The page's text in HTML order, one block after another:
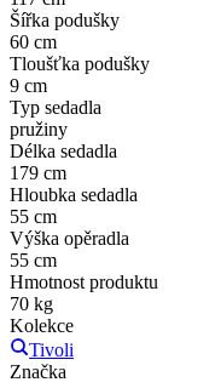
Šířka podušky
60 cm
Tloušťka podušky
9 cm
Typ sedadla
pružiny
Délka sedadla
179 cm
Hloubka sedadla
55 cm
Výška opěradla
55 cm
Hmotnost produktu
70 kg
Kolekce
Tivoli
Značka